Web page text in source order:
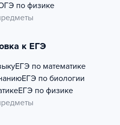
по физике
к ЕГЭ
ЕГЭ по математике
ЕГЭ по биологии
ЕГЭ по физике